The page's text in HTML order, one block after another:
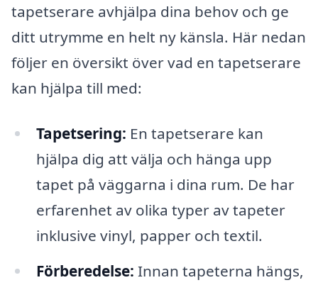
tapetserare avhjälpa dina behov och ge
ditt utrymme en helt ny känsla. Här nedan
följer en översikt över vad en tapetserare
kan hjälpa till med:
Tapetsering: En tapetserare kan
hjälpa dig att välja och hänga upp
tapet på väggarna i dina rum. De har
erfarenhet av olika typer av tapeter
inklusive vinyl, papper och textil.
Förberedelse: Innan tapeterna hängs,